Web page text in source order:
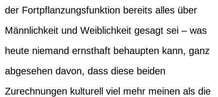
der Fortpflanzungsfunktion bereits alles über
Männlichkeit und Weiblichkeit gesagt sei – was
heute niemand ernsthaft behaupten kann, ganz
abgesehen davon, dass diese beiden
Zurechnungen kulturell viel mehr meinen als die